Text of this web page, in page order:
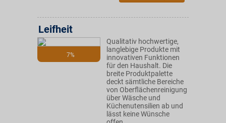
7%
Leifheit
Qualitativ hochwertige,
langlebige Produkte mit
innovativen Funktionen
für den Haushalt. Die
breite Produktpalette
deckt sämtliche Bereiche
von Oberflächenreinigung
über Wäsche und
Küchenutensilien ab und
lässt keine Wünsche